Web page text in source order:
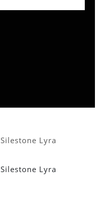
Silestone Lyra
Silestone Lyra